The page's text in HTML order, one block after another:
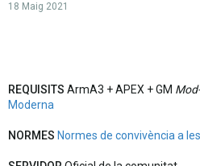
t
18 Maig 2021
REQUISITS ArmA3 + APEX + GM
Moderna
NORMES Normes de convivència a